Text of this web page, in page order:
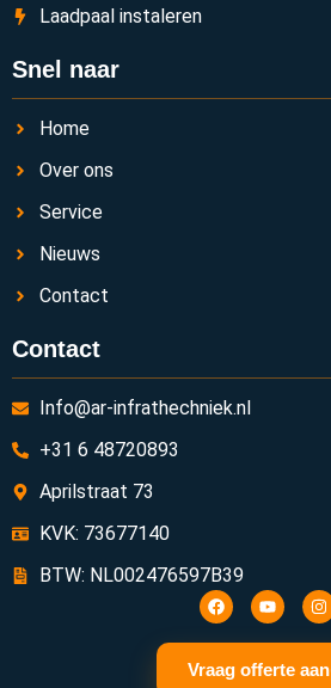
Laadpaal instaleren
Snel naar
Home
Over ons
Service
Nieuws
Contact
Contact
Info@ar-infrathechniek.nl
+31 6 48720893
Aprilstraat 73
KVK: 73677140
BTW: NL002476597B39
Vraag offerte aan